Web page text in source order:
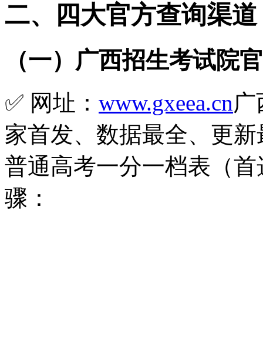
二、四大官方查询渠
（一）广西招生考试院
✅ 网址： www.gxeea.cn广
家首发、数据最全、更
普通高考一分一档表（
骤：